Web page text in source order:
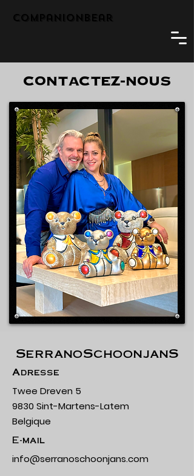
companionbear
CONTACTEZ-NOUS
SerranoSchoonjanS
Adresse
Twee Dreven 5
9830 Sint-Martens-Latem
Belgique
E-mail
info@serranoschoonjans.com